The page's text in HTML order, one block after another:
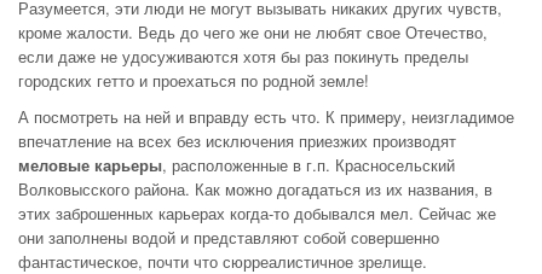
Разумеется, эти люди не могут вызывать никаких других чувств,
кроме жалости. Ведь до чего же они не любят свое Отечество,
если даже не удосуживаются хотя бы раз покинуть пределы
городских гетто и проехаться по родной земле!
А посмотреть на ней и вправду есть что. К примеру, неизгладимое
впечатление на всех без исключения приезжих производят
меловые карьеры, расположенные в г.п. Красносельский
Волковысского района. Как можно догадаться из их названия, в
этих заброшенных карьерах когда-то добывался мел. Сейчас же
они заполнены водой и представляют собой совершенно
фантастическое, почти что сюрреалистичное зрелище.